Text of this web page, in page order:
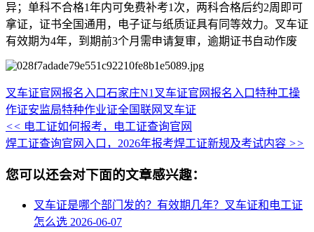
异；单科不合格1年内可免费补考1次，两科合格后约2周即可
拿证，证书全国通用，电子证与纸质证具有同等效力。叉车证
有效期为4年，到期前3个月需申请复审，逾期证书自动作废
叉车证官网报名入口石家庄N1叉车证官网报名入口特种工操
作证安监局特种作业证全国联网 叉车证
<< 电工证如何报考，电工证查询官网
焊工证查询官网入口，2026年报考焊工证新规及考试内容 >>
您可以还会对下面的文章感兴趣：
叉车证是哪个部门发的？有效期几年？叉车证和电工证
怎么选 2026-06-07